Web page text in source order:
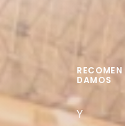
RECOMEN
DAMOS
Y